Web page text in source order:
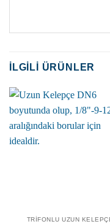
İLGILI ÜRÜNLER
TRIFONLU UZUN